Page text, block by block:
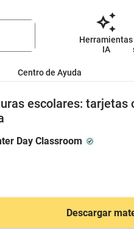
Herramientas
IA
Centro de Ayuda
escolares: tarjetas
Day Classroom
Descargar